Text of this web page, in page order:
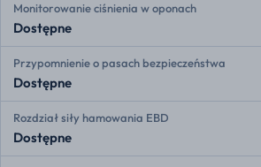
Monitorowanie ciśnienia w oponach
Dostępne
Przypomnienie o pasach bezpieczeństwa
Dostępne
Rozdział siły hamowania EBD
Dostępne